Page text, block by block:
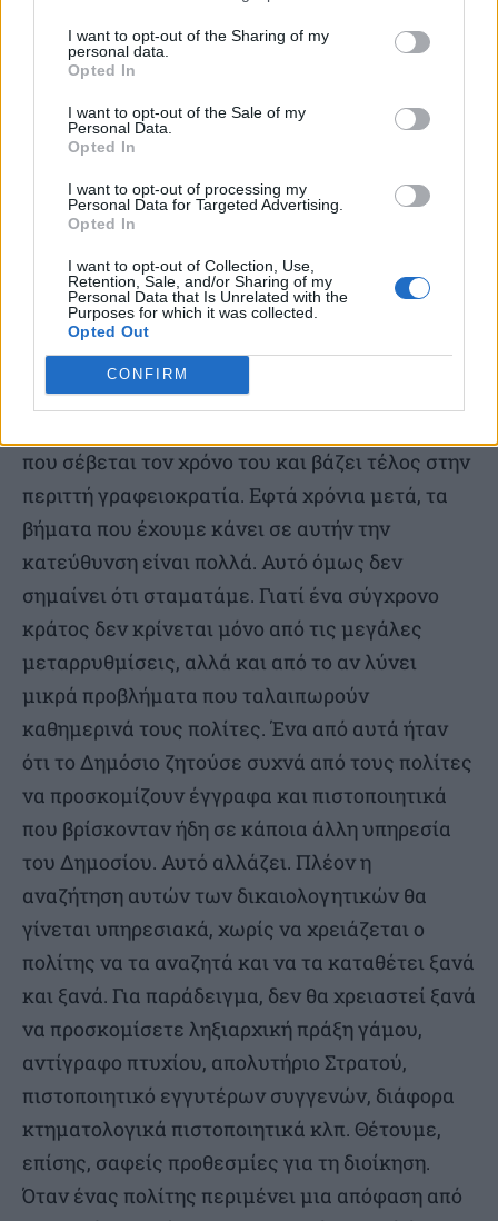
I want to opt-out of the Sharing of my
personal data.
Opted In
I want to opt-out of the Sale of my
Personal Data.
Opted In
I want to opt-out of processing my
Personal Data for Targeted Advertising.
Opted In
I want to opt-out of Collection, Use,
Retention, Sale, and/or Sharing of my
Personal Data that Is Unrelated with the
Purposes for which it was collected.
Opted Out
CONFIRM
εργαζομένων και εργοδοτών. Θέλω επίσης να
σταθώ σε μια ακόμη σημαντική πρόβλεψή του:
διασωστών και πληρωμάτων ασθενοφόρων του
αίτημα ανθρώπων που βρίσκονται καθημερινά
στην πρώτη γραμμή του ΕΣΥ και της
επείγουσας φροντίδας».
Και στη συνέχεια τόνισε ο πρωθυπουργός: «Το
2019, όταν και εκλεγήκαμε για πρώτη φορά, σας
είχα μιλήσει για ένα κράτος πιο φιλικό στον
που σέβεται τον χρόνο του και βάζει τέλος στην
περιττή γραφειοκρατία. Εφτά χρόνια μετά, τα
βήματα που έχουμε κάνει σε αυτήν την
κατεύθυνση είναι πολλά. Αυτό όμως δεν
σημαίνει ότι σταματάμε. Γιατί ένα σύγχρονο
κράτος δεν κρίνεται μόνο από τις μεγάλες
μεταρρυθμίσεις, αλλά και από το αν λύνει
μικρά προβλήματα που ταλαιπωρούν
καθημερινά τους πολίτες. Ένα από αυτά ήταν
ότι το Δημόσιο ζητούσε συχνά από τους πολίτες
να προσκομίζουν έγγραφα και πιστοποιητικά
που βρίσκονταν ήδη σε κάποια άλλη υπηρεσία
του Δημοσίου. Αυτό αλλάζει. Πλέον η
αναζήτηση αυτών των δικαιολογητικών θα
γίνεται υπηρεσιακά, χωρίς να χρειάζεται ο
πολίτης να τα αναζητά και να τα καταθέτει ξανά
και ξανά. Για παράδειγμα, δεν θα χρειαστεί ξανά
να προσκομίσετε ληξιαρχική πράξη γάμου,
αντίγραφο πτυχίου, απολυτήριο Στρατού,
πιστοποιητικό εγγυτέρων συγγενών, διάφορα
κτηματολογικά πιστοποιητικά κλπ. Θέτουμε,
επίσης, σαφείς προθεσμίες για τη διοίκηση.
Όταν ένας πολίτης περιμένει μια απόφαση από